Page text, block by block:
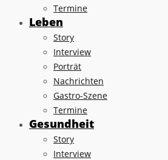
Termine
Leben
Story
Interview
Porträt
Nachrichten
Gastro-Szene
Termine
Gesundheit
Story
Interview